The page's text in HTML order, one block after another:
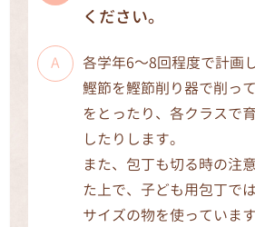
ください。
各学年6～8回程度で計画
鰹節を鰹節削り器で削っ
をとったり、各クラスで
したりします。
また、包丁も切る時の注
た上で、子ども用包丁で
サイズの物を使っています